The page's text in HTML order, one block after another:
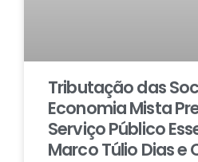
Tributação das
Economia Mista
Serviço Público
Marco Túlio Dias e